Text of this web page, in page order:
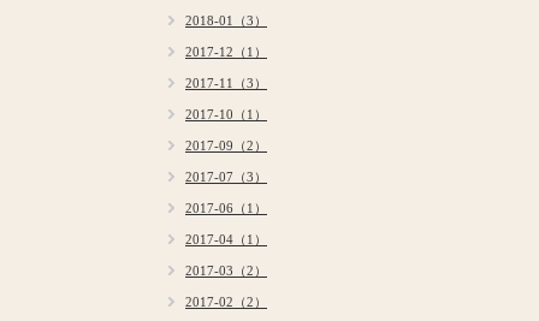
2018-01（3）
2017-12（1）
2017-11（3）
2017-10（1）
2017-09（2）
2017-07（3）
2017-06（1）
2017-04（1）
2017-03（2）
2017-02（2）